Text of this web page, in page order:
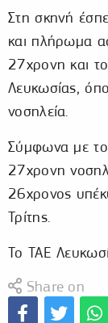
Στη σκηνή
και πλήρωμα
27χρονη και
Λευκωσίας,
νοσηλεία.
Σύμφωνα με
27χρονη
26χρονος
Τρίτης.
Το ΤΑΕ
Share on